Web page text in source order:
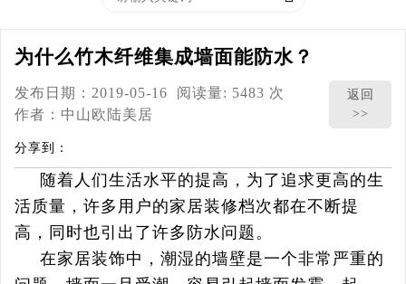
为什么竹木纤维集成墙面能防水？
发布日期：2019-05-16
阅读量: 5483 次
作者： 中山欧陆美居
返回
>>
分享到：
随着人们生活水平的提高，为了追求更高的生
活质量，许多用户的家居装修档次都在不断提
高，同时也引出了许多防水问题。
在家居装饰中，潮湿的墙壁是一个非常严重的